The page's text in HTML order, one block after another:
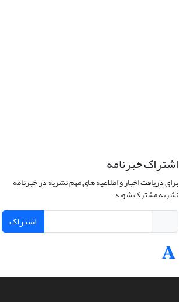
اشتراک خبرنامه
برای دریافت اخبار و اطلاعیه های مهم نشریه در خبرنامه
نشریه مشترک شوید.
اشتراک